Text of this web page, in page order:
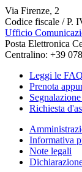
Via Firenze, 2
Codice fiscale / P.
Ufficio
Posta Elettronica
Centralino: +39
Leggi le FAQ
Prenota
Richiesta
Informativa
Note legali